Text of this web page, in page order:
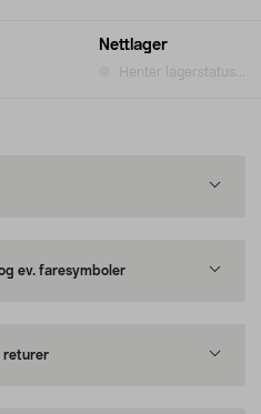
Nettlager
Henter lagerstatus...
ev. faresymboler
returer